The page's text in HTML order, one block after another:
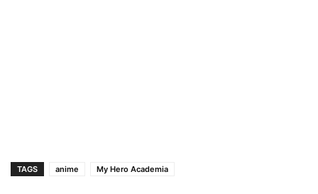
TAGS anime My Hero Academia